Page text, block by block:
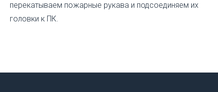
перекатываем пожарные рукава и подсоединяем их
головки к ПК.